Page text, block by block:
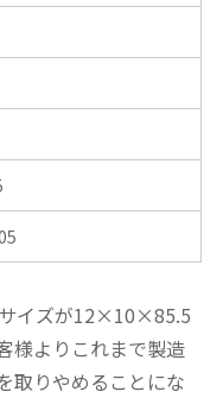
イズが12×10×85.5
様よりこれまで製造
取りやめることにな